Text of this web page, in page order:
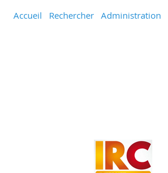
Accueil Rechercher Administration